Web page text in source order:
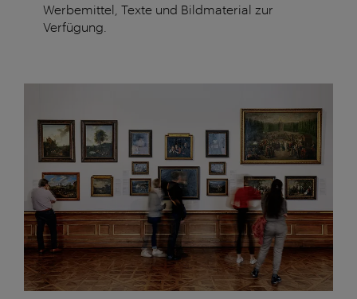
Werbemittel, Texte und Bildmaterial zur
Verfügung.